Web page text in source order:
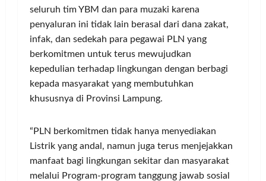
seluruh tim YBM dan para muzaki karena
penyaluran ini tidak lain berasal dari dana zakat,
infak, dan sedekah para pegawai PLN yang
berkomitmen untuk terus mewujudkan
kepedulian terhadap lingkungan dengan berbagi
kepada masyarakat yang membutuhkan
khususnya di Provinsi Lampung.
“PLN berkomitmen tidak hanya menyediakan
Listrik yang andal, namun juga terus menjejakkan
manfaat bagi lingkungan sekitar dan masyarakat
melalui Program-program tanggung jawab sosial